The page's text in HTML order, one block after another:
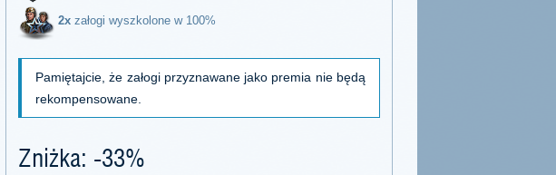
2x załogi wyszkolone w 100%
Pamiętajcie, że załogi przyznawane jako premia nie będą
rekompensowane.
Zniżka: -33%